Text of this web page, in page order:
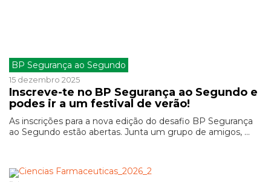
BP Segurança ao Segundo
15 dezembro 2025
Inscreve-te no BP Segurança ao Segundo e
podes ir a um festival de verão!
As inscrições para a nova edição do desafio BP Segurança
ao Segundo estão abertas. Junta um grupo de amigos, ...